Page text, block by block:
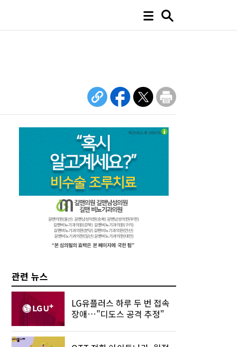
관련 뉴스
LG유플러스 하루 두 번 접속
장애…"디도스 공격 추정"